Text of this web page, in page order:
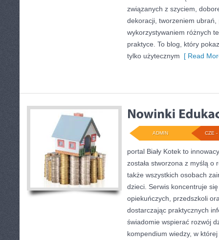
związanych z szyciem,
dekoracji, tworzeniem
wykorzystywaniem różnych
praktyce. To blog, który
tylko użytecznym [ Read
CZE -
ADMIN
portal Biały Kotek to
została stworzona z myślą o
także wszystkich osobach
dzieci. Serwis koncentruje
opiekuńczych, przedszkoli
dostarczając praktycznych
świadomie wspierać rozwój
kompendium wiedzy, w